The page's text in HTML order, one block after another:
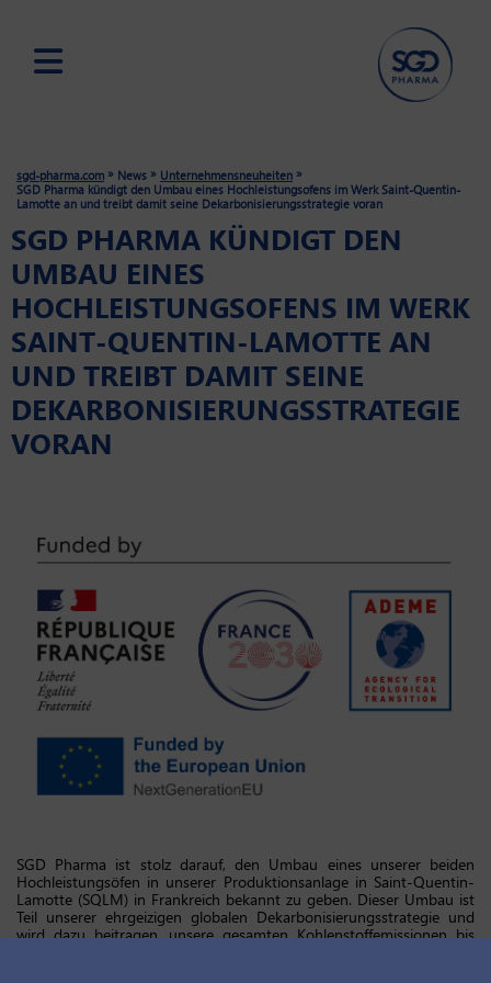
content
sgd-pharma.com » News » Unternehmensneuheiten »
SGD Pharma kündigt den Umbau eines Hochleistungsofens im Werk Saint-Quentin-
Lamotte an und treibt damit seine Dekarbonisierungsstrategie voran
SGD PHARMA KÜNDIGT DEN
UMBAU EINES
HOCHLEISTUNGSOFENS IM WERK
SAINT-QUENTIN-LAMOTTE AN
UND TREIBT DAMIT SEINE
DEKARBONISIERUNGSSTRATEGIE
VORAN
SGD Pharma ist stolz darauf, den Umbau eines unserer beiden
Hochleistungsöfen in unserer Produktionsanlage in Saint-Quentin-
Lamotte (SQLM) in Frankreich bekannt zu geben. Dieser Umbau ist
Teil unserer ehrgeizigen globalen Dekarbonisierungsstrategie und
wird dazu beitragen, unsere gesamten Kohlenstoffemissionen bis